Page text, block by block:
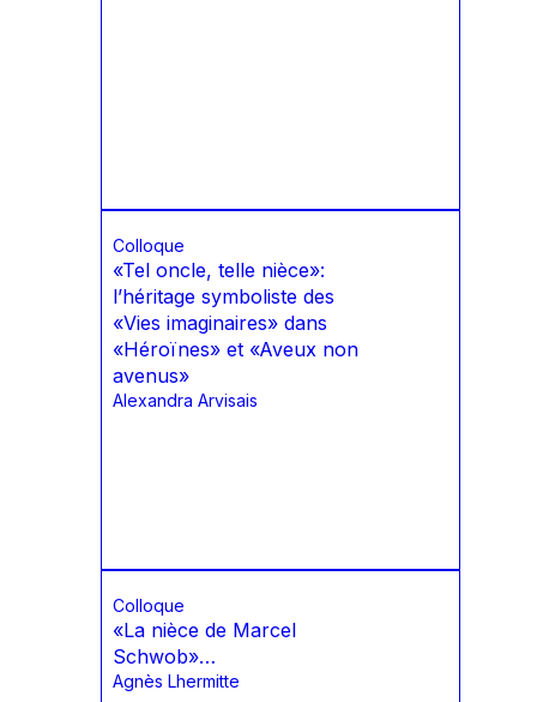
Colloque
«Tel oncle, telle nièce»:
l’héritage symboliste des
«Vies imaginaires» dans
«Héroïnes» et «Aveux non
avenus»
Alexandra Arvisais
Colloque
«La nièce de Marcel
Schwob»…
Agnès Lhermitte